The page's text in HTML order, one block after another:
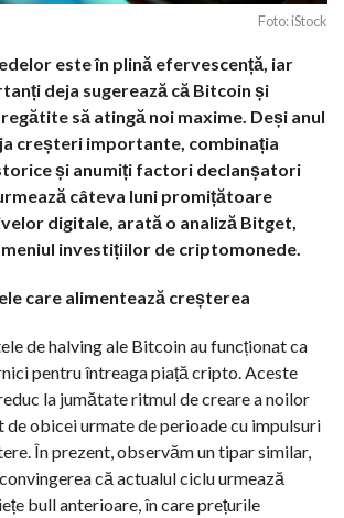
Foto: iStock
este în plină efervescență, iar
deja sugerează că Bitcoin și
să atingă noi maxime. Deși anul
creșteri importante, combinația
și anumiți factori declanșatori
câteva luni promițătoare
digitale, arată o analiză Bitget,
investițiilor de criptomonede.
care alimentează creșterea
de halving ale Bitcoin au funcționat ca
pentru întreaga piață cripto. Aceste
la jumătate ritmul de creare a noilor
de obicei urmate de perioade cu impulsuri
În prezent, observăm un tipar similar,
că actualul ciclu urmează
bull anterioare, în care prețurile